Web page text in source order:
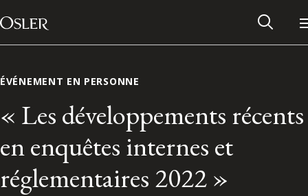
Passer au contenu
Main Navigation
ÉVÉNEMENT EN PERSONNE
« Les développements récents
en enquêtes internes et
réglementaires 2022 »